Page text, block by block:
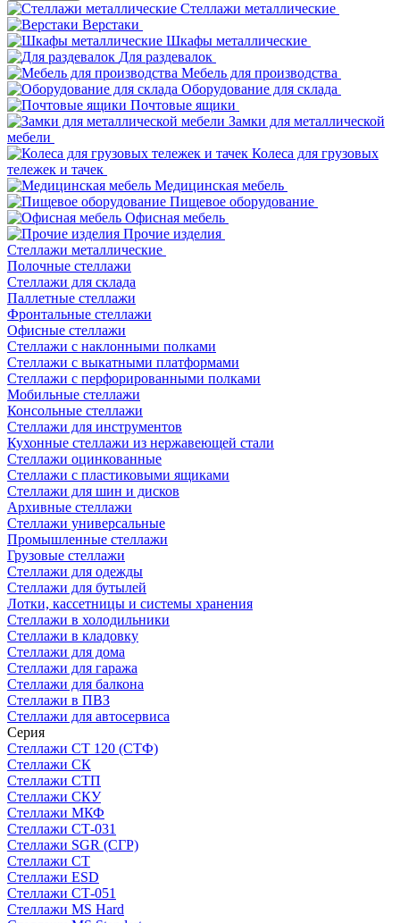
Стеллажи металлические
Верстаки
Шкафы металлические
Для раздевалок
Мебель для производства
Оборудование для склада
Почтовые ящики
Замки для металлической
мебели
Колеса для грузовых
тележек и тачек
Медицинская мебель
Пищевое оборудование
Офисная мебель
Прочие изделия
Стеллажи металлические
Полочные стеллажи
Стеллажи для склада
Паллетные стеллажи
Фронтальные стеллажи
Офисные стеллажи
Стеллажи с наклонными полками
Стеллажи с выкатными платформами
Стеллажи с перфорированными полками
Мобильные стеллажи
Консольные стеллажи
Стеллажи для инструментов
Кухонные стеллажи из нержавеющей стали
Стеллажи оцинкованные
Стеллажи с пластиковыми ящиками
Стеллажи для шин и дисков
Архивные стеллажи
Стеллажи универсальные
Промышленные стеллажи
Грузовые стеллажи
Стеллажи для одежды
Стеллажи для бутылей
Лотки, кассетницы и системы хранения
Стеллажи в холодильники
Стеллажи в кладовку
Стеллажи для дома
Стеллажи для гаража
Стеллажи для балкона
Стеллажи в ПВЗ
Стеллажи для автосервиса
Серия
Стеллажи СТ 120 (СТФ)
Стеллажи СК
Стеллажи СТП
Стеллажи СКУ
Стеллажи МКФ
Стеллажи СТ-031
Стеллажи SGR (СГР)
Стеллажи СТ
Стеллажи ESD
Стеллажи СТ-051
Стеллажи MS Hard